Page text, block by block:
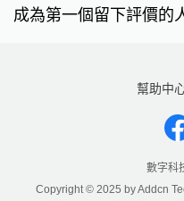
成為第一個留下評價的
幫助中
數字科
Copyright © 2025 by Addcn